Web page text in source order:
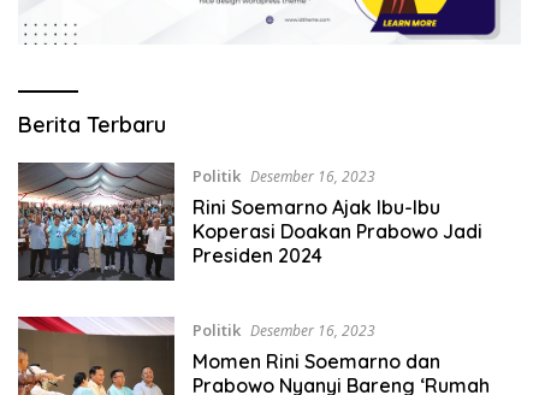
Bogor
Berita Terbaru
Politik Desember 16, 2023
Rini Soemarno Ajak Ibu-Ibu
Koperasi Doakan Prabowo Jadi
Presiden 2024
Politik Desember 16, 2023
Momen Rini Soemarno dan
Prabowo Nyanyi Bareng ‘Rumah